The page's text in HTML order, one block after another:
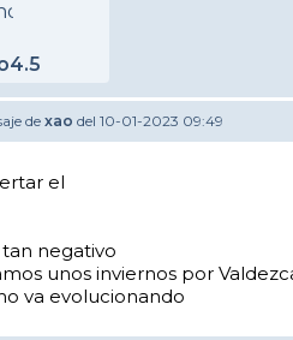
de xao del 10-01-2023 09:49
el
negativo
unos inviernos por
va evolucionando